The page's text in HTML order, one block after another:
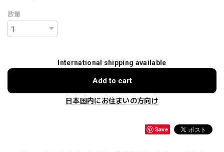
数量
International shipping available
Add to cart
日本国内にお住まいの方向け
Save